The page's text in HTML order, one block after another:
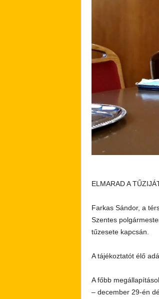
ELMARAD A
Farkas Sándor, a
Szentes
tűzesete kapcsán.
A tájékoztatót élő
A főbb
– december 29-én